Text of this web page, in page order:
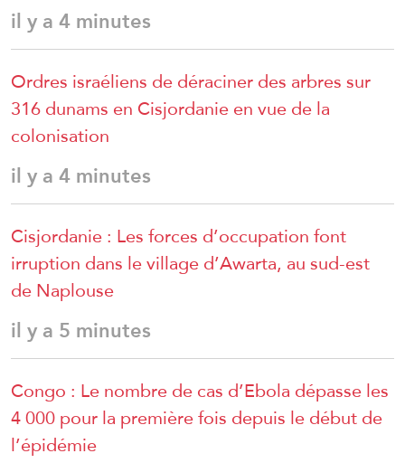
il y a 4 minutes
Ordres israéliens de déraciner des arbres sur
316 dunams en Cisjordanie en vue de la
colonisation
il y a 4 minutes
Cisjordanie : Les forces d’occupation font
irruption dans le village d’Awarta, au sud-est
de Naplouse
il y a 5 minutes
Congo : Le nombre de cas d’Ebola dépasse les
4 000 pour la première fois depuis le début de
l’épidémie